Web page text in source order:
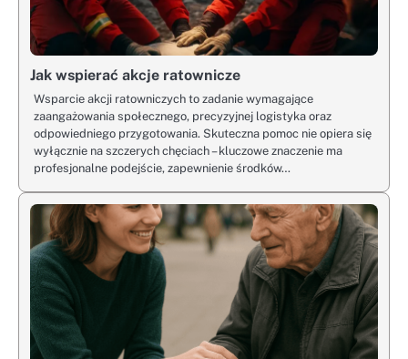
Jak wspierać akcje ratownicze
Wsparcie akcji ratowniczych to zadanie wymagające
zaangażowania społecznego, precyzyjnej logistyka oraz
odpowiedniego przygotowania. Skuteczna pomoc nie opiera się
wyłącznie na szczerych chęciach – kluczowe znaczenie ma
profesjonalne podejście, zapewnienie środków…